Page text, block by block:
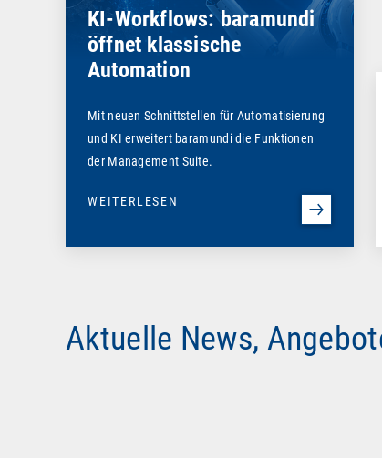
Aktuelle News,
KI-Workflows: baramundi
öffnet klassische
Automation
Mit neuen Schnittstellen für Automatisierung
und KI erweitert baramundi die Funktionen
der Management Suite.
WEITERLESEN